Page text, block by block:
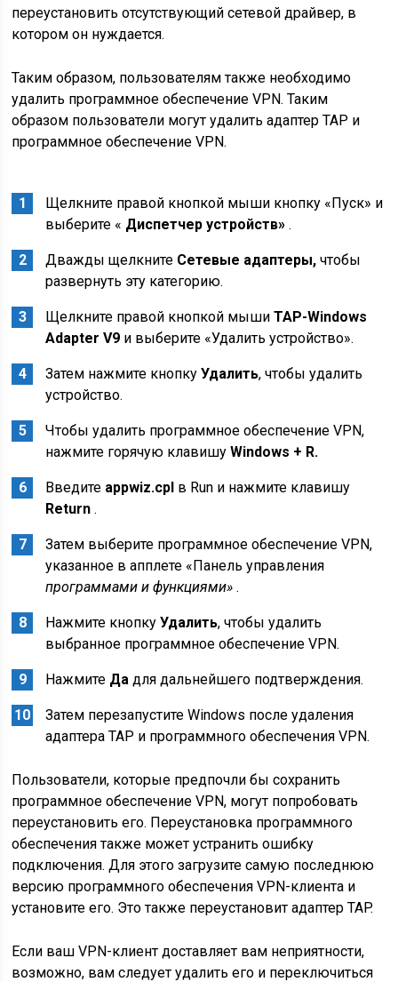
переустановить отсутствующий сетевой драйвер, в
котором он нуждается.
Таким образом, пользователям также необходимо
удалить программное обеспечение VPN. Таким
образом пользователи могут удалить адаптер TAP и
программное обеспечение VPN.
Щелкните правой кнопкой мыши кнопку «Пуск» и
выберите « Диспетчер устройств» .
Дважды щелкните Сетевые адаптеры, чтобы
развернуть эту категорию.
Щелкните правой кнопкой мышиTAP-Windows
Adapter V9 и выберите «Удалить устройство».
Затем нажмите кнопкуУдалить, чтобы удалить
устройство.
Чтобы удалить программное обеспечение VPN,
нажмите горячую клавишуWindows + R.
Введите appwiz.cpl в Run и нажмите клавишу
Return .
Затем выберите программное обеспечение VPN,
указанное в апплете «Панель управления
программами и функциями» .
Нажмите кнопкуУдалить, чтобы удалить
выбранное программное обеспечение VPN.
Нажмите Да для дальнейшего подтверждения.
Затем перезапустите Windows после удаления
адаптера TAP и программного обеспечения VPN.
Пользователи, которые предпочли бы сохранить
программное обеспечение VPN, могут попробовать
переустановить его. Переустановка программного
обеспечения также может устранить ошибку
подключения. Для этого загрузите самую последнюю
версию программного обеспечения VPN-клиента и
установите его. Это также переустановит адаптер TAP.
Если ваш VPN-клиент доставляет вам неприятности,
возможно, вам следует удалить его и переключиться